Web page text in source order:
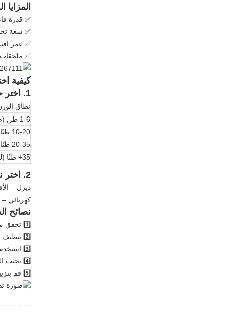
المزايا
✅ قدرة
✅ سعة
✅ عمر
✅ ملحقات
كيفية
1. اختر حسب فئة الوزن - طابق احتياجات مشروعك
نطاق
1-6 طن (صغير)
10-20 طنًا (متوسط)
20-35 طنًا (كبير)
35+ طنًا (للخدمة الشاقة)
2. اختر نظام الطاقة المناسب - الديزل مقابل الكهرباء
ديزل –
كهربائي –
نصائح
1️⃣ تحقق من شد المسار بانتظام - منع التآكل الناتج عن المسارات الفضفاضة أو الضيقة.
2️⃣ تنظيف حطام الهيكل السفلي - تجنب التآكل وعدم محاذاة المسار.
3️⃣ استخدم زيتًا هيدروليكيًا وفلاتر عالية الجودة - تأكد من التشغيل السلس للنظام.
4️⃣ تجنب التحميل الزائد - قم بمطابقة حجم الدلو مع متطلبات الوظيفة.
5️⃣ قم بتزييت محامل التأرجح والدبابيس - لتقليل التآكل على الأجزاء المهمة.